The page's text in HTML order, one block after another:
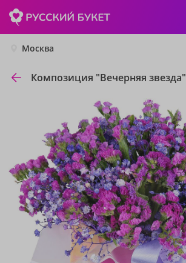
Москва
Композиция "Вечерняя звезда"